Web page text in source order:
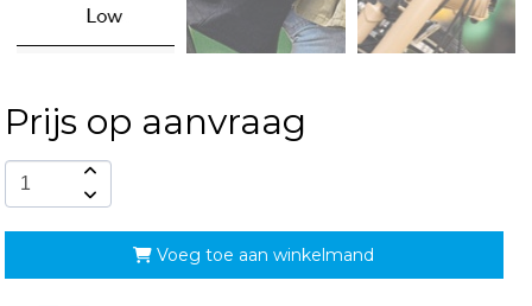
Prijs op aanvraag
Voeg toe aan winkelmand